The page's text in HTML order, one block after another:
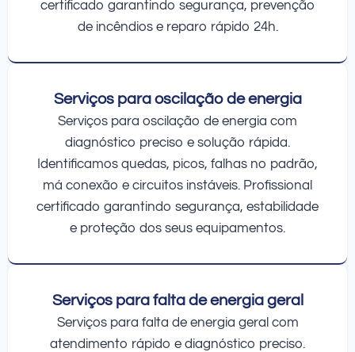
certificado garantindo segurança, prevenção
de incêndios e reparo rápido 24h.
Serviços para oscilação de energia
Serviços para oscilação de energia com
diagnóstico preciso e solução rápida.
Identificamos quedas, picos, falhas no padrão,
má conexão e circuitos instáveis. Profissional
certificado garantindo segurança, estabilidade
e proteção dos seus equipamentos.
Serviços para falta de energia geral
Serviços para falta de energia geral com
atendimento rápido e diagnóstico preciso.